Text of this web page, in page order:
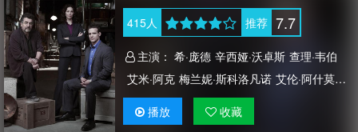
415人 推荐 7.7
主演： 希·庞德 辛西娅·沃卓斯 查理·韦伯
艾米·阿克 梅兰妮·斯科洛凡诺 艾伦·阿什莫
艾莉森·斯卡里奥缇 艾米莉·贝吉尔
乔安妮·凯莉
吉米·莫瑞 埃迪·麦克林托克
播放 收藏